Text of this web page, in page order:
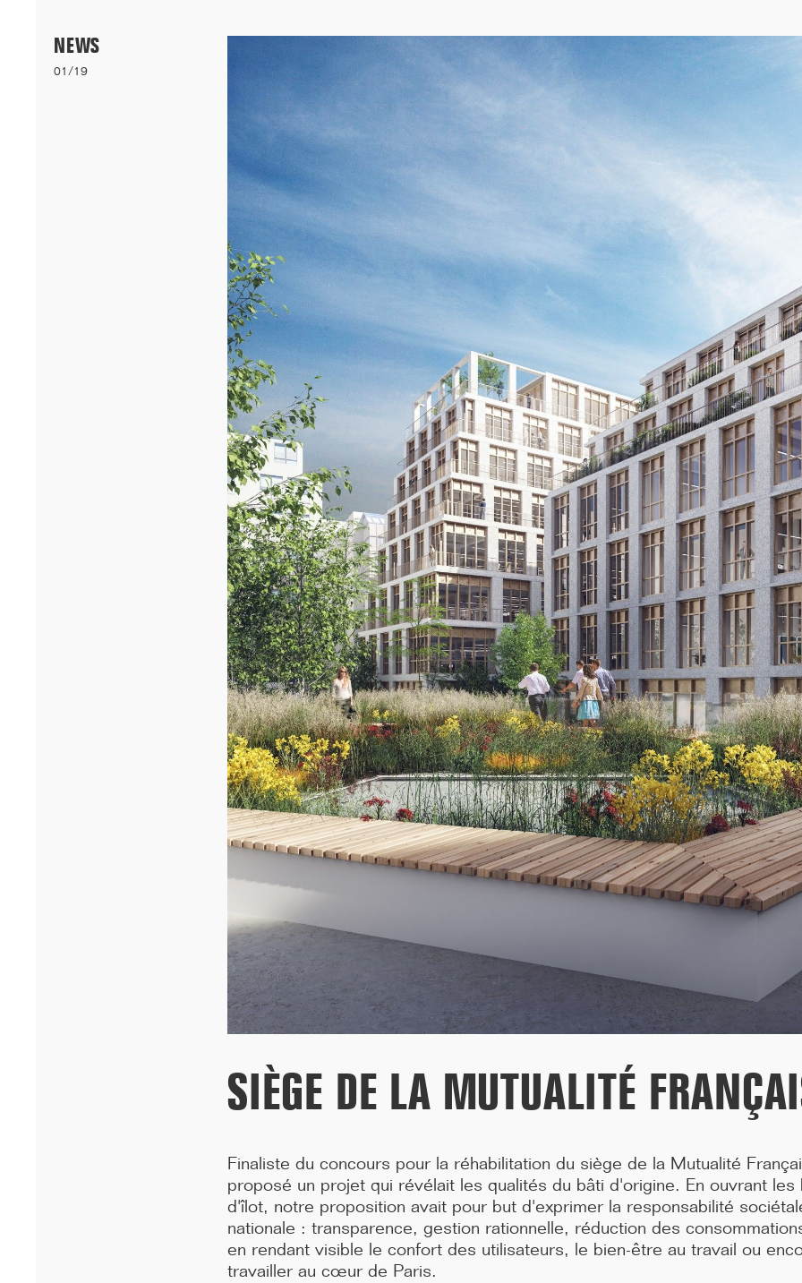
Nos logements bioclimatiques pour les étudiants de l'Université
Cheikh Anta Diop de Dakar remportent le prixA+AWARDS 2026
04/26
INAUGURATION ZANNIER HOTELS BENDOR
Après six ans de présence sur le projet de Renaissance de l'île de
Bendor dans le Var, don...[...]
INAUGURATION DES BUREAUX PASTEUR
Ce 15 décembre, les bureaux du 90 Bd Pasteur à Paris ont été
inaugurés sous le signe de la fidél...[...]
11/25
CAMPUS SORBONNE PITIÉ-SALPÊTRIÈRE :
PROJET LAURÉAT
Notre projet est lauréat pour la rénovation de la faculté de
médecine de Paris située 91, Boulevard de l'...[...]
HARDEL LE BIHAN ARCHITECTES et ALUN BE présentent les
logements étudiants de l'Université de Dakar lors de l'ouverture
Le foyer pour jeunes travailleurs de la porte Brancion a reçu le
Grand prix des bâtiments bas carbone BB...[...]
NEWS
01/19
SIÈGE DE LA MUTUALITÉ
Finaliste du concours pour la réhabilitation du siège de la Mutualité
proposé un projet qui révélait les qualités du bâti d'origine. En ouvrant
d'îlot, notre proposition avait pour but d'exprimer la responsabilité
nationale : transparence, gestion rationnelle, réduction des
en rendant visible le confort des utilisateurs, le bien-être au travail ou
travailler au cœur de Paris.